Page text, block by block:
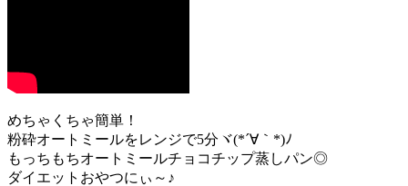
めちゃくちゃ簡単！
粉砕オートミールをレンジで5分ヾ(*´∀｀*)ﾉ
もっちもちオートミールチョコチップ蒸しパン◎
ダイエットおやつにぃ～♪